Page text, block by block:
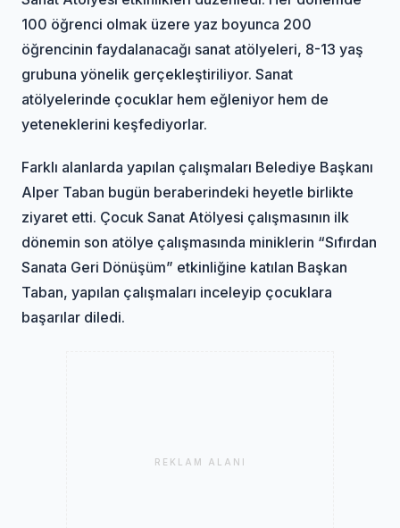
100 öğrenci olmak üzere yaz boyunca 200
öğrencinin faydalanacağı sanat atölyeleri, 8-13 yaş
grubuna yönelik gerçekleştiriliyor. Sanat
atölyelerinde çocuklar hem eğleniyor hem de
yeteneklerini keşfediyorlar.
Farklı alanlarda yapılan çalışmaları Belediye Başkanı
Alper Taban bugün beraberindeki heyetle birlikte
ziyaret etti. Çocuk Sanat Atölyesi çalışmasının ilk
dönemin son atölye çalışmasında miniklerin “Sıfırdan
Sanata Geri Dönüşüm” etkinliğine katılan Başkan
Taban, yapılan çalışmaları inceleyip çocuklara
başarılar diledi.
REKLAM ALANI